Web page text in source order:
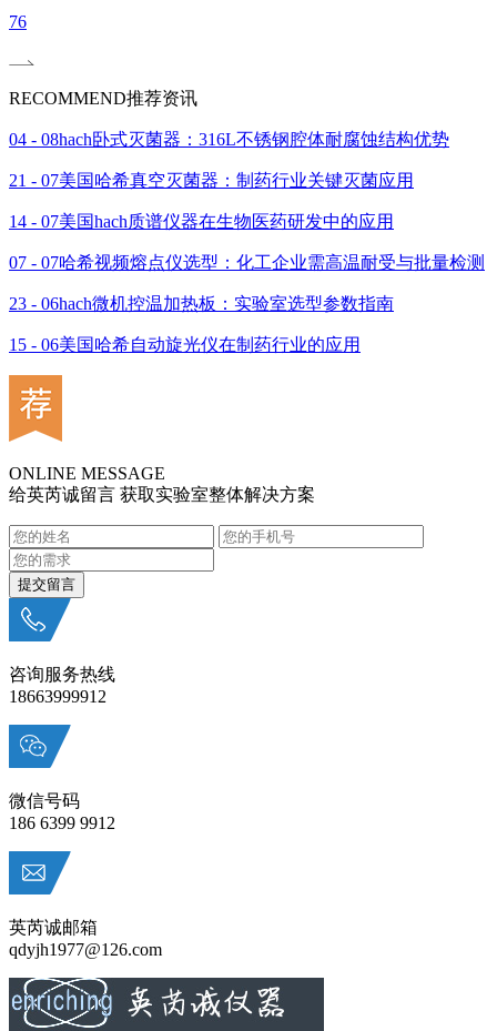
76
RECOMMEND推荐资讯
04 - 08hach卧式灭菌器：316L不锈钢腔体耐腐蚀结构优势
21 - 07美国哈希真空灭菌器：制药行业关键灭菌应用
14 - 07美国hach质谱仪器在生物医药研发中的应用
07 - 07哈希视频熔点仪选型：化工企业需高温耐受与批量检测
23 - 06hach微机控温加热板：实验室选型参数指南
15 - 06美国哈希自动旋光仪在制药行业的应用
ONLINE MESSAGE
给英芮诚留言 获取实验室整体解决方案
咨询服务热线
18663999912
微信号码
186 6399 9912
英芮诚邮箱
qdyjh1977@126.com